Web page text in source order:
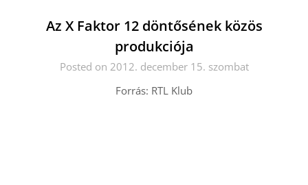
Az X Faktor 12 döntősének közös
produkciója
Posted on 2012. december 15. szombat
Forrás: RTL Klub